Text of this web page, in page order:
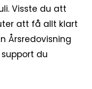
Visste du att
att få allt klart
Årsredovisning
du